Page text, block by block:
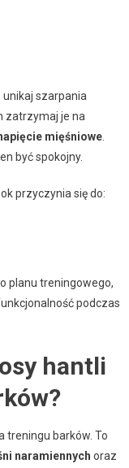
unikaj szarpania
zatrzymaj je na
mięśniowe.
być spokojny.
przyczynia się do:
planu treningowego,
podczas
hantli
treningu barków. To
naramiennych oraz